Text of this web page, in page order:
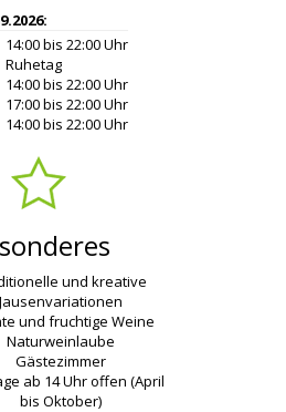
14:00 bis 22:00 Uhr
Ruhetag
14:00 bis 22:00 Uhr
17:00 bis 22:00 Uhr
14:00 bis 22:00 Uhr
und kreative
Jausenvariationen
und fruchtige Weine
Naturweinlaube
Gästezimmer
ab 14 Uhr offen (April
bis Oktober)